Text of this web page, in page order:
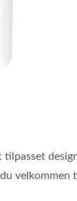
velkommen